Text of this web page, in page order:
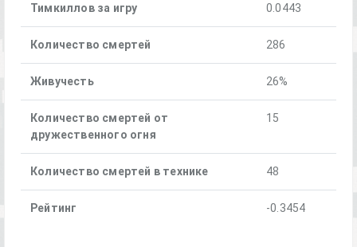
Тимкиллов за игру 0.0443
Количество смертей 286
Живучесть 26%
Количество смертей от
дружественного огня
15
Количество смертей в технике 48
Рейтинг -0.3454